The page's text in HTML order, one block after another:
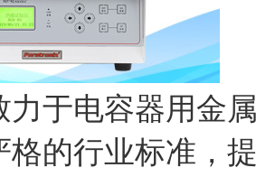
力于电容器用金
格的行业标准，